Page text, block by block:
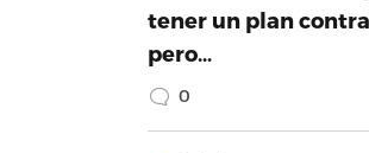
tener un plan contra
pero…
0